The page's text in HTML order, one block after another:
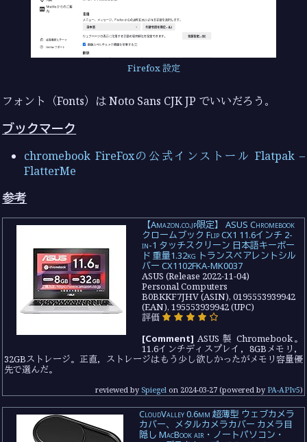
Firefox 設定
フォント（Fonts）は Noto Sans CJK JP でいいだろう。
ブックマーク
chromebook FireFoxの公式インストール Flatpak –
FlatterMe
参考
【Amazon.co.jp限定】 ASUS Chromebook
クロームブック Flip CX1 11.6インチ 2-
in-1 タッチスクリーン 日本語キーボー
ド 重量1.32kg トランスペアレントシル
バー CX1102FKA-MK0037
ASUS (Release 2022-11-04)
Personal Computers
B0BKKF7JHV (ASIN), 0195553939942
(EAN), 195553939942 (UPC)
評価
[Comment] ASUS 製 Chromebook。
11.6インチディスプレイ，8GBメモリ，
32GBストレージ。正直，ストレージはもう少し欲しかったがメモリ容量優
先で選んだ。
reviewed by Spiegel on 2024-03-27(powered by PA-APIv5)
CloudValley 0.6mm 超薄型 ウェブカメラ
カバー、メタルカメラカバー カメラ目
隠し MacBook air・ノートパソコン・